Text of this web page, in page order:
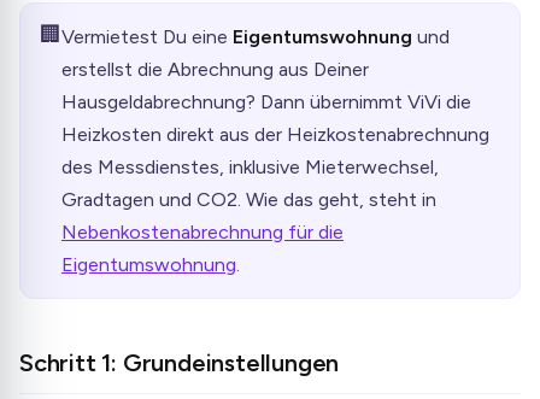
🏢Vermietest Du eine Eigentumswohnung und
erstellst die Abrechnung aus Deiner
Hausgeldabrechnung? Dann übernimmt ViVi die
Heizkosten direkt aus der Heizkostenabrechnung
des Messdienstes, inklusive Mieterwechsel,
Gradtagen und CO2. Wie das geht, steht in
Nebenkostenabrechnung für die
Eigentumswohnung
Schritt 1: Grundeinstellungen